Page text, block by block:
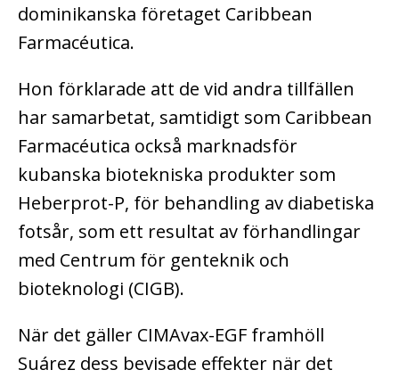
dominikanska företaget Caribbean
Farmacéutica.
Hon förklarade att de vid andra tillfällen
har samarbetat, samtidigt som Caribbean
Farmacéutica också marknadsför
kubanska biotekniska produkter som
Heberprot-P, för behandling av diabetiska
fotsår, som ett resultat av förhandlingar
med Centrum för genteknik och
bioteknologi (CIGB).
När det gäller CIMAvax-EGF framhöll
Suárez dess bevisade effekter när det